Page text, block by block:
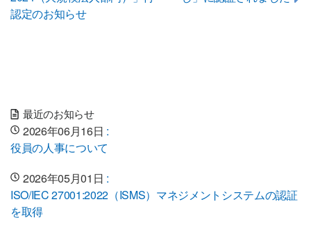
最近のお知らせ
2026年06月16日 :
役員の人事について
2026年05月01日 :
ISO/IEC 27001:2022（ISMS）マネジメントシステムの認証
を取得
認定のお知らせ